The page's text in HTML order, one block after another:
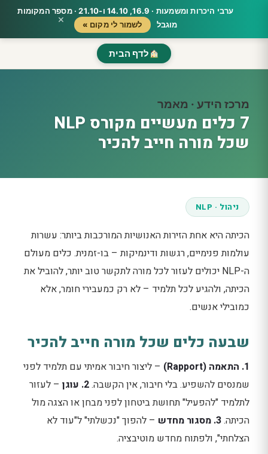
ערבי היכרות ומשמעות · 16.9, 14.10 ו-21.10 · מספר המקומות
מוגבל
לשמור לי מקום » ×
לדף הבית
מרכז הידע · מאמר
7 כלים מעשיים מקורס NLP
שכל מורה חייב להכיר
ניהול · NLP
הכיתה היא אחת הזירות האנושיות המורכבות ביותר: עשרות
עולמות פנימיים, רגשות ודינמיקות – בו-זמנית. כלים מעולם
ה-NLP יכולים לעזור לכל מורה לתקשר טוב יותר, להוביל את
הכיתה, ולהגיע לכל תלמיד – לא רק כמעבירי חומר, אלא
כמובילי אנשים.
שבעה כלים שכל מורה חייב להכיר
1. התאמה (Rapport)
– ליצור חיבור אמיתי עם תלמיד לפני
שמנסים להשפיע. בלי חיבור, אין הקשבה.2. עוגן
– לעזור
לתלמיד "להפעיל" תחושת ביטחון לפני מבחן או הצגה מול
הכיתה.3. מסגור מחדש
– להפוך "נכשלתי" ל"עוד לא
הצלחתי", ולפתוח מחדש מוטיבציה.